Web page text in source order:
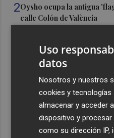
2Oysho ocupa la antigua
calle Colón de València
la atención al nacimiento
El proyecto 'Gramola'
para reducir las
mollar de Elche
El talento murciano
'Aguas peligrosas' de
Uso
datos
Nosotros y nuestros
cookies y tecnologías
almacenar y acceder
dispositivo y
como su dirección IP,